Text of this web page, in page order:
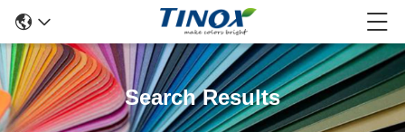
Search Results